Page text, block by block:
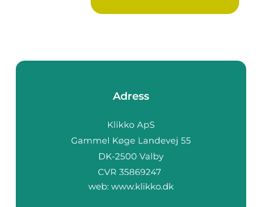
Adress
web: www.klikko.dk